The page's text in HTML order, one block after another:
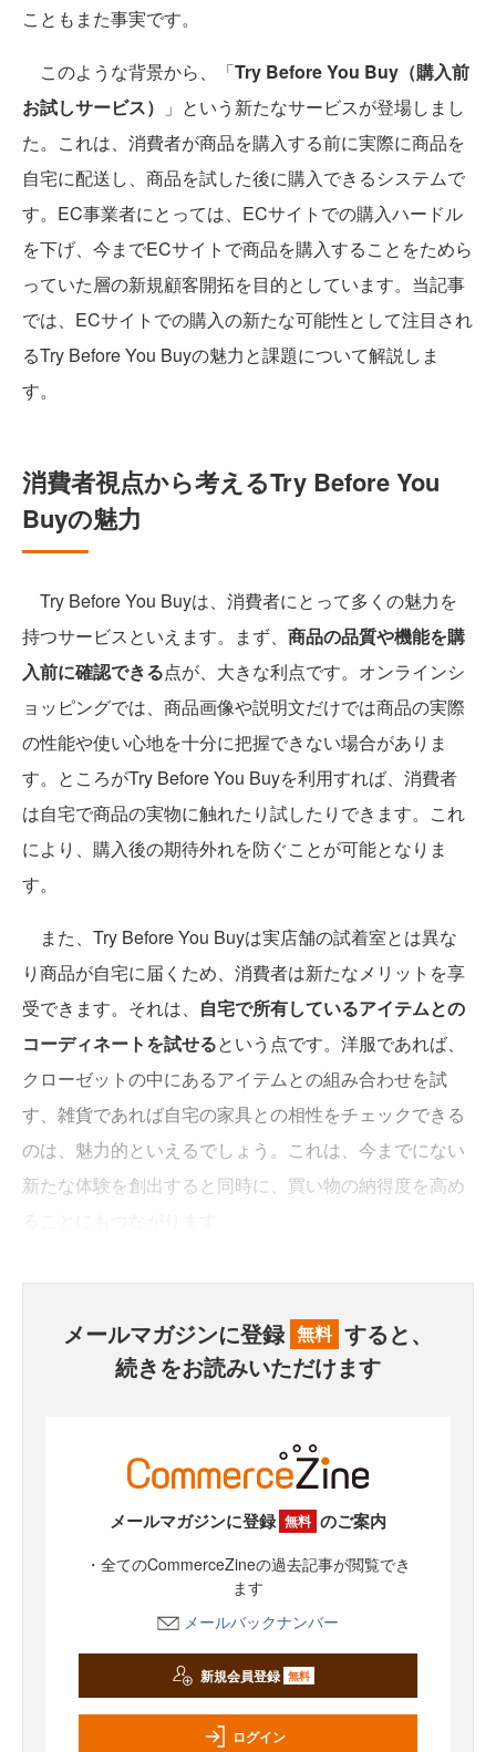
こともまた事実です。
このような背景から、「Try Before You Buy（購入前
お試しサービス）
」という新たなサービスが登場しまし
た。これは、消費者が商品を購入する前に実際に商品を
自宅に配送し、商品を試した後に購入できるシステムで
す。EC事業者にとっては、ECサイトでの購入ハードル
を下げ、今までECサイトで商品を購入することをためら
っていた層の新規顧客開拓を目的としています。当記事
では、ECサイトでの購入の新たな可能性として注目され
るTry Before You Buyの魅力と課題について解説しま
す。
消費者視点から考えるTry Before You
Buyの魅力
Try Before You Buyは、消費者にとって多くの魅力を
持つサービスといえます。まず、 商品の品質や機能を購
入前に確認できる点が、大きな利点です。オンラインシ
ョッピングでは、商品画像や説明文だけでは商品の実際
の性能や使い心地を十分に把握できない場合がありま
す。ところがTry Before You Buyを利用すれば、消費者
は自宅で商品の実物に触れたり試したりできます。これ
により、購入後の期待外れを防ぐことが可能となりま
す。
また、Try Before You Buyは実店舗の試着室とは異な
り商品が自宅に届くため、消費者は新たなメリットを享
受できます。それは、 自宅で所有しているアイテムとの
コーディネートを試せるという点です。洋服であれば、
クローゼットの中にあるアイテムとの組み合わせを試
す、雑貨であれば自宅の家具との相性をチェックできる
のは、魅力的といえるでしょう。これは、今までにない
新たな体験を創出すると同時に、買い物の納得度を高め
メールマガジンに登録 無料 すると、
続きをお読みいただけます
メールマガジンに登録 無料 のご案内
・全てのCommerceZineの過去記事が閲覧でき
ます
メールバックナンバー
新規会員登録 無料
ログイン